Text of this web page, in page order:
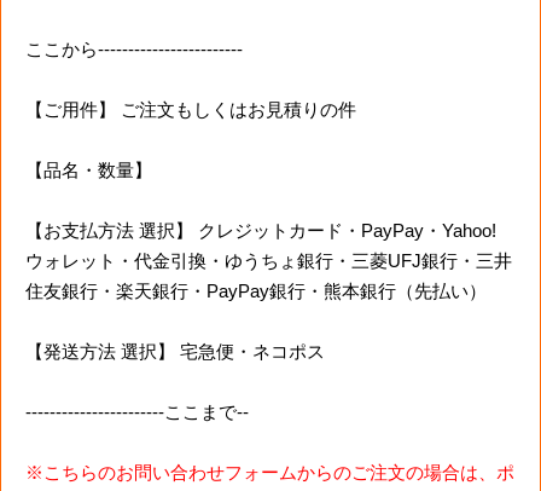
ここから------------------------
【ご用件】 ご注文もしくはお見積りの件
【品名・数量】
【お支払方法 選択】 クレジットカード・PayPay・Yahoo!
ウォレット・代金引換・ゆうちょ銀行・三菱UFJ銀行・三井
住友銀行・楽天銀行・PayPay銀行・熊本銀行（先払い）
【発送方法 選択】 宅急便・ネコポス
-----------------------ここまで--
※こちらのお問い合わせフォームからのご注文の場合は、ポ